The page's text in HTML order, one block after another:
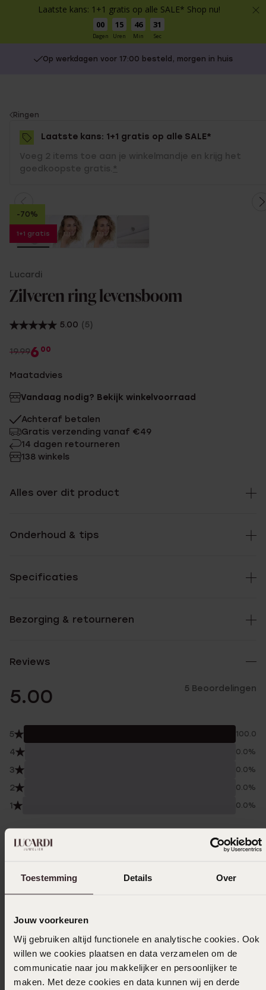
Laatste kans: 1+1 gratis op alle SALE* Shop nu!
00
Dagen
15
Uren
46
Min
31
Sec
Toestemming Details Over
Jouw voorkeuren
Wij gebruiken altijd functionele en analytische cookies. Ook
willen we cookies plaatsen en data verzamelen om de
communicatie naar jou makkelijker en persoonlijker te
maken. Met deze cookies en data kunnen wij en derde
Op werkdagen voor 17:00 besteld, morgen in huis
You
are
here:
Ringen
Laatste kans: 1+1 gratis op alle SALE*
Voeg 2 items toe aan je winkelmandje en krijg het
goedkoopste gratis. *
-70%
1+1 gratis
Lucardi
Zilveren ring levensboom
5.00 (5)
19.996 00
Maatadvies
Vandaag nodig? Bekijk winkelvoorraad
Achteraf betalen
Gratis verzending vanaf €49
14 dagen retourneren
138 winkels
Alles over dit product
Onderhoud & tips
Specificaties
Bezorging & retourneren
Reviews
5.00 5 Beoordelingen
5 100.0%
4 0.0%
3 0.0%
2 0.0%
1 0.0%
Trusted shops
25-01-2025 - W. P.
mooie detail ziet er fijn uit maar is toch
stevig